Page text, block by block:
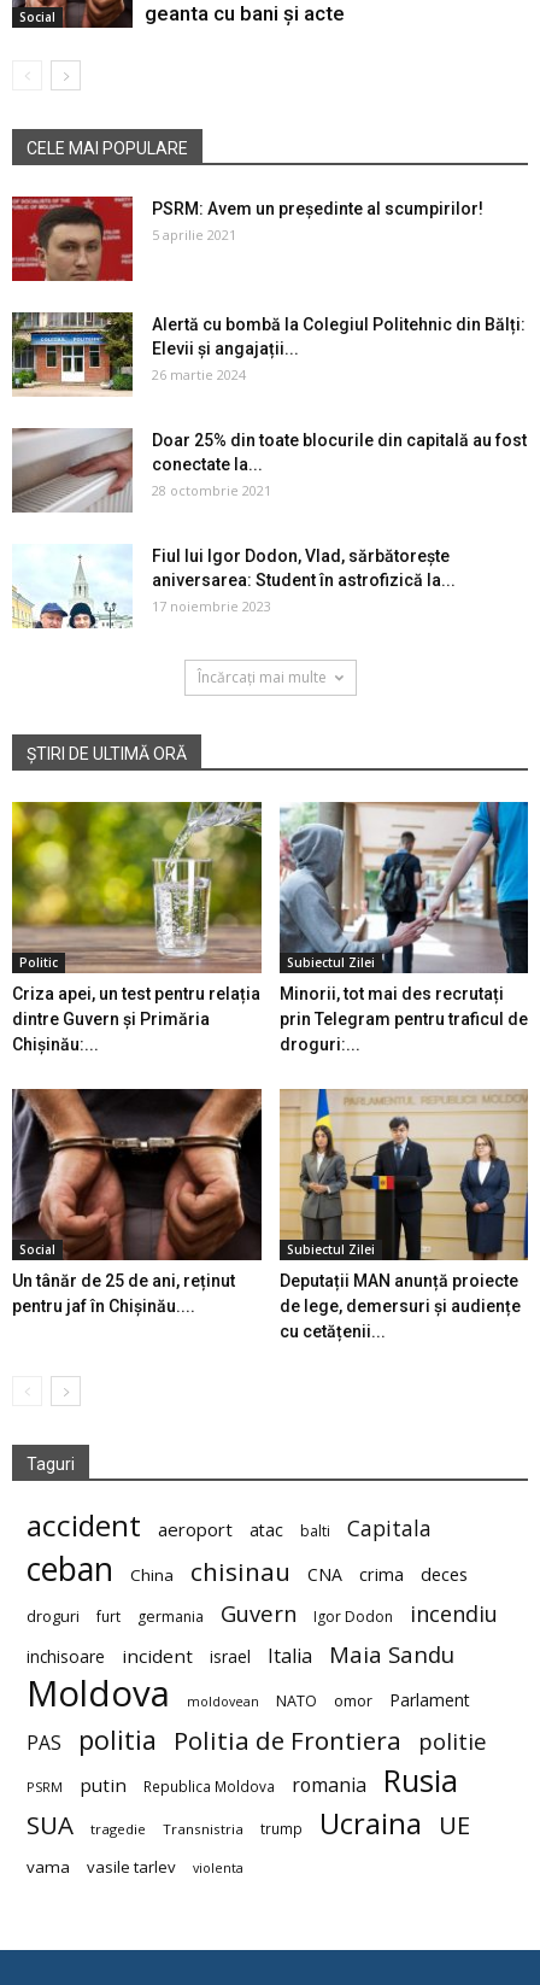
Social geanta cu bani și acte
CELE MAI POPULARE
PSRM: Avem un președinte al scumpirilor!
5 aprilie 2021
Alertă cu bombă la Colegiul Politehnic din Bălți:
Elevii și angajații...
26 martie 2024
Doar 25% din toate blocurile din capitală au fost
conectate la...
28 octombrie 2021
Fiul lui Igor Dodon, Vlad, sărbătorește
aniversarea: Student în astrofizică la...
17 noiembrie 2023
Încărcați mai multe
ȘTIRI DE ULTIMĂ ORĂ
Politic
Criza apei, un test pentru relația
dintre Guvern și Primăria
Chișinău:...
Subiectul Zilei
Minorii, tot mai des recrutați
prin Telegram pentru traficul de
droguri:...
Social
Un tânăr de 25 de ani, reținut
pentru jaf în Chișinău....
Subiectul Zilei
Deputații MAN anunță proiecte
de lege, demersuri și audiențe
cu cetățenii...
Taguri
accident aeroport atac balti Capitala
ceban China chisinau CNA crima deces
droguri furt germania Guvern Igor Dodon incendiu
inchisoare incident israel Italia Maia Sandu
Moldova moldovean NATO omor Parlament
PAS politia Politia de Frontiera politie
PSRM putin Republica Moldova romania Rusia
SUA tragedie Transnistria trump Ucraina UE
vama vasile tarlev violenta